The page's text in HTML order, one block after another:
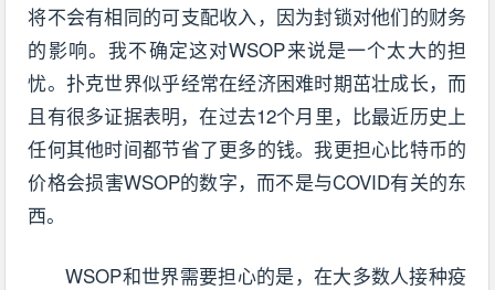
将不会有相同的可支配收入，因为封锁对他们的财务
的影响。我不确定这对WSOP来说是一个太大的担
忧。扑克世界似乎经常在经济困难时期茁壮成长，而
且有很多证据表明，在过去12个月里，比最近历史上
任何其他时间都节省了更多的钱。我更担心比特币的
价格会损害WSOP的数字，而不是与COVID有关的东
西。
WSOP和世界需要担心的是，在大多数人接种疫